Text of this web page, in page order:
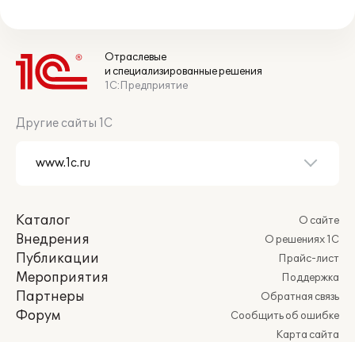
Отраслевые
и специализированные решения
1С:Предприятие
Другие сайты 1С
Каталог
Внедрения
Публикации
Мероприятия
Партнеры
Форум
О сайте
О решениях 1С
Прайс-лист
Поддержка
Обратная связь
Сообщить об ошибке
Карта сайта